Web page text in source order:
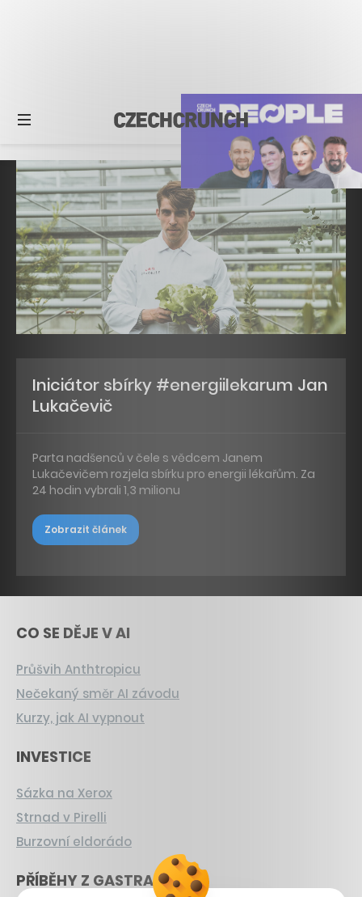
Iniciátor sbírky #energiilekarum Jan
Lukačevič
Parta nadšenců v čele s vědcem Janem
Lukačevičem rozjela sbírku pro energii lékařům. Za
24 hodin vybrali 1,3 milionu
Zobrazit článek
CO SE DĚJE V AI
Průšvih Anthtropicu
Nečekaný směr AI závodu
Kurzy, jak AI vypnout
INVESTICE
Sázka na Xerox
Strnad v Pirelli
Burzovní eldorádo
PŘÍBĚHY Z GASTRA